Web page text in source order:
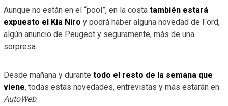
Aunque no están en el “pool”, en la costa también estará
expuesto el Kia Niro y podrá haber alguna novedad de Ford,
algún anuncio de Peugeot y seguramente, más de una
sorpresa.
Desde mañana y durante todo el resto de la semana que
viene, todas estas novedades, entrevistas y más estarán en
AutoWeb.